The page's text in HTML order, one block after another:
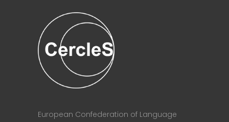
European Confederation of Language